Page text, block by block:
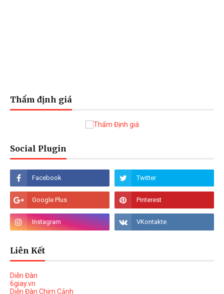
Thẩm định giá
Social Plugin
Liên Kết
Diễn Đàn
6giay.vn
Diễn Đàn Chim Cảnh